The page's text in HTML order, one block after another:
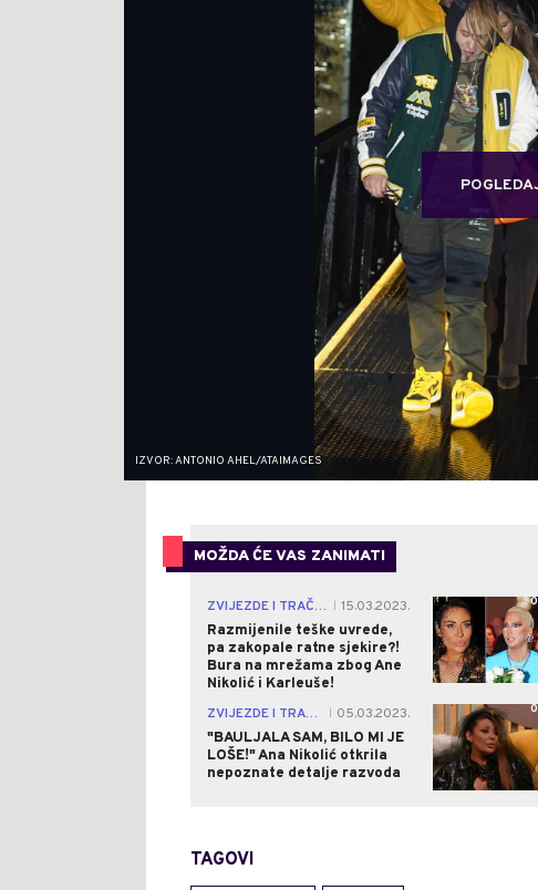
IZVOR: ANTONIO AHEL/ATAIMAGES
MOŽDA ĆE VAS ZANIMATI
ZVIJEZDE I TRAČEVI
15.03.2023.
Razmijenile teške uvrede,
pa zakopale ratne sjekire?!
Bura na mrežama zbog Ane
Nikolić i Karleuše!
0
ZVIJEZDE I TRAČEVI
05.03.2023.
"BAULJALA SAM, BILO MI JE
LOŠE!" Ana Nikolić otkrila
nepoznate detalje razvoda
0
TAGOVI